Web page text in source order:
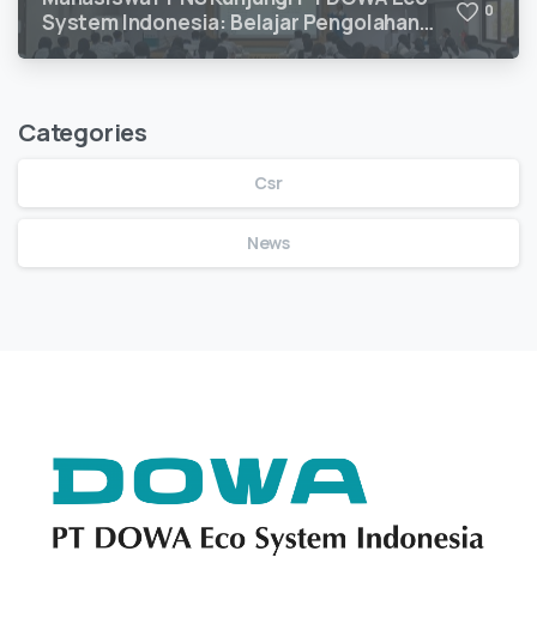
System Indonesia: Belajar Pengolahan
Limbah B3 Langsung dari Ahlinya
0
Categories
Csr
News